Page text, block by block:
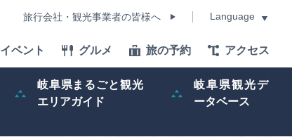
旅行会社・観光事業者の皆様へ Language
イベント グルメ 旅の予約 アクセス
岐阜県まるごと観光
エリアガイド
岐阜県観光デ
ータベース